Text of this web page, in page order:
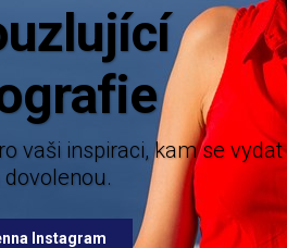
se vydat
Instagram
přehled o novinkách z
destinací.
Facebook